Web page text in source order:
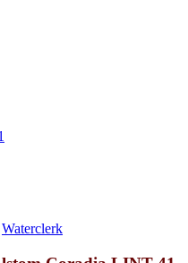
Waterclerk